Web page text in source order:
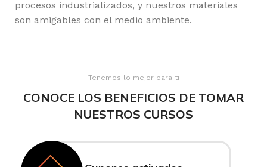
procesos industrializados, y nuestros materiales
son amigables con el medio ambiente.
Tenemos lo mejor para ti
CONOCE LOS BENEFICIOS DE TOMAR
NUESTROS CURSOS